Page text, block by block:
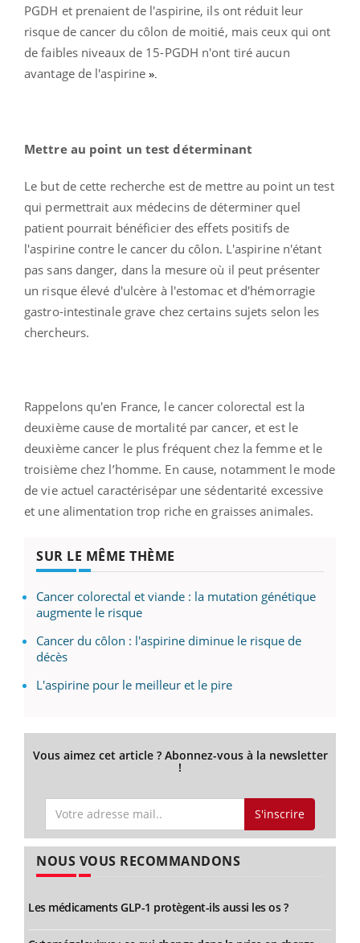
PGDH et prenaient de l'aspirine, ils ont réduit leur
risque de cancer du côlon de moitié, mais ceux qui ont
de faibles niveaux de 15-PGDH n'ont tiré aucun
avantage de l'aspirine».
Mettre au point un test déterminant
Le but de cette recherche est de mettre au point un test
qui permettrait aux médecins de déterminer quel
patient pourrait bénéficier des effets positifs de
l'aspirine contre le cancer du côlon. L'aspirine n'étant
pas sans danger, dans la mesure où il peut présenter
un risque élevé d'ulcère à l'estomac et d'hémorragie
gastro-intestinale grave chez certains sujets selon les
chercheurs.
Rappelons qu'en France, le cancer colorectal est la
deuxième cause de mortalité par cancer, et est le
deuxième cancer le plus fréquent chez la femme et le
troisième chez l’homme. En cause, notamment le mode
de vie actuel caractérisépar une sédentarité excessive
et une alimentation trop riche en graisses animales.
SUR LE MÊME THÈME
Cancer colorectal et viande : la mutation génétique
augmente le risque
Cancer du côlon : l'aspirine diminue le risque de
décès
L'aspirine pour le meilleur et le pire
Vous aimez cet article ? Abonnez-vous à la newsletter
!
S'inscrire
NOUS VOUS RECOMMANDONS
Les médicaments GLP-1 protègent-ils aussi les os ?